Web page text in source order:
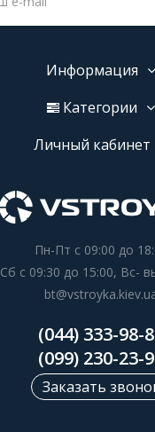
Информация
Категории
Личный кабинет
Пн-Пт с 09:00 до
Сб с 09:30 до 15:00, Вс-
(044) 333-98-
(099) 230-23-
Заказать